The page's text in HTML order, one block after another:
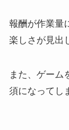
報酬が作業量
楽しさが見出
また、ゲーム
須になってし